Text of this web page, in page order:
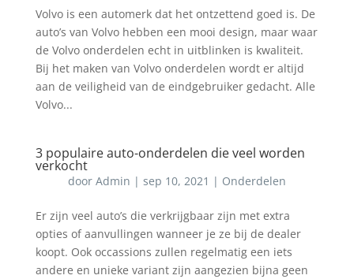
Volvo is een automerk dat het ontzettend goed is. De
auto’s van Volvo hebben een mooi design, maar waar
de Volvo onderdelen echt in uitblinken is kwaliteit.
Bij het maken van Volvo onderdelen wordt er altijd
aan de veiligheid van de eindgebruiker gedacht. Alle
Volvo...
3 populaire auto-onderdelen die veel worden
verkocht
door Admin | sep 10, 2021 | Onderdelen
Er zijn veel auto’s die verkrijgbaar zijn met extra
opties of aanvullingen wanneer je ze bij de dealer
koopt. Ook occassions zullen regelmatig een iets
andere en unieke variant zijn aangezien bijna geen